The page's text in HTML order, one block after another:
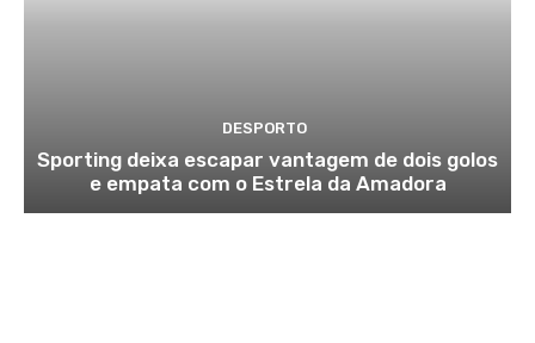
DESPORTO
Sporting deixa escapar vantagem de dois golos
e empata com o Estrela da Amadora